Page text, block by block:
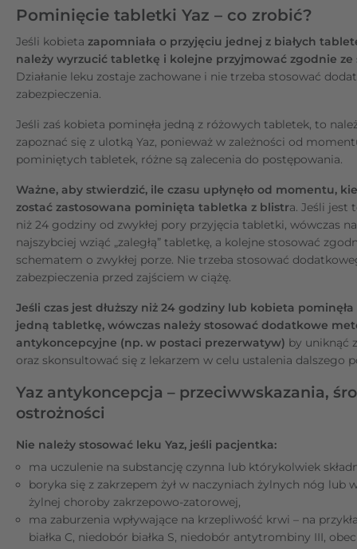
Pominięcie tabletki Yaz – co zrobić?
Jeśli kobieta zapomniała o przyjęciu jednej z białych
należy wyrzucić tabletkę i kolejne przyjmować zgodnie
Działanie leku zostaje zachowane i nie trzeba stosować
zabezpieczenia.
Jeśli zaś kobieta pominęła jedną z różowych tabletek, to
zapoznać się z ulotką Yaz, ponieważ w zależności od
pominiętych tabletek, różne są zalecenia do postępowania.
Ważne, aby stwierdzić, ile czasu upłynęło od momentu,
zostać zastosowana pominięta tabletka z blistra. Jeśli jest
niż 24 godziny od zwykłej pory przyjęcia tabletki, wówczas
najszybciej wziąć „zaległą” tabletkę, a kolejne stosować
schematem o zwykłej porze. Nie trzeba stosować
zabezpieczenia przed zajściem w ciążę.
Jeśli czas jest dłuższy niż 24 godziny lub kobieta
jedną tabletkę, wówczas należy stosować dodatkowe
antykoncepcyjne (np. w postaci prezerwatyw) by uniknąć
oraz skonsultować się z lekarzem w celu ustalenia dalszego
Yaz antykoncepcja – przeciwwskazania,
ostrożności
Nie należy stosować leku Yaz, jeśli pacjentka:
ma uczulenie na substancję czynna lub którykolwiek
boryka się z zakrzepem żył w naczyniach żylnych nóg lub
żylnej choroby zakrzepowo-zatorowej,
ma zaburzenia wpływające na krzepliwość krwi – na
białka C, niedobór białka S, niedobór antytrombiny III,